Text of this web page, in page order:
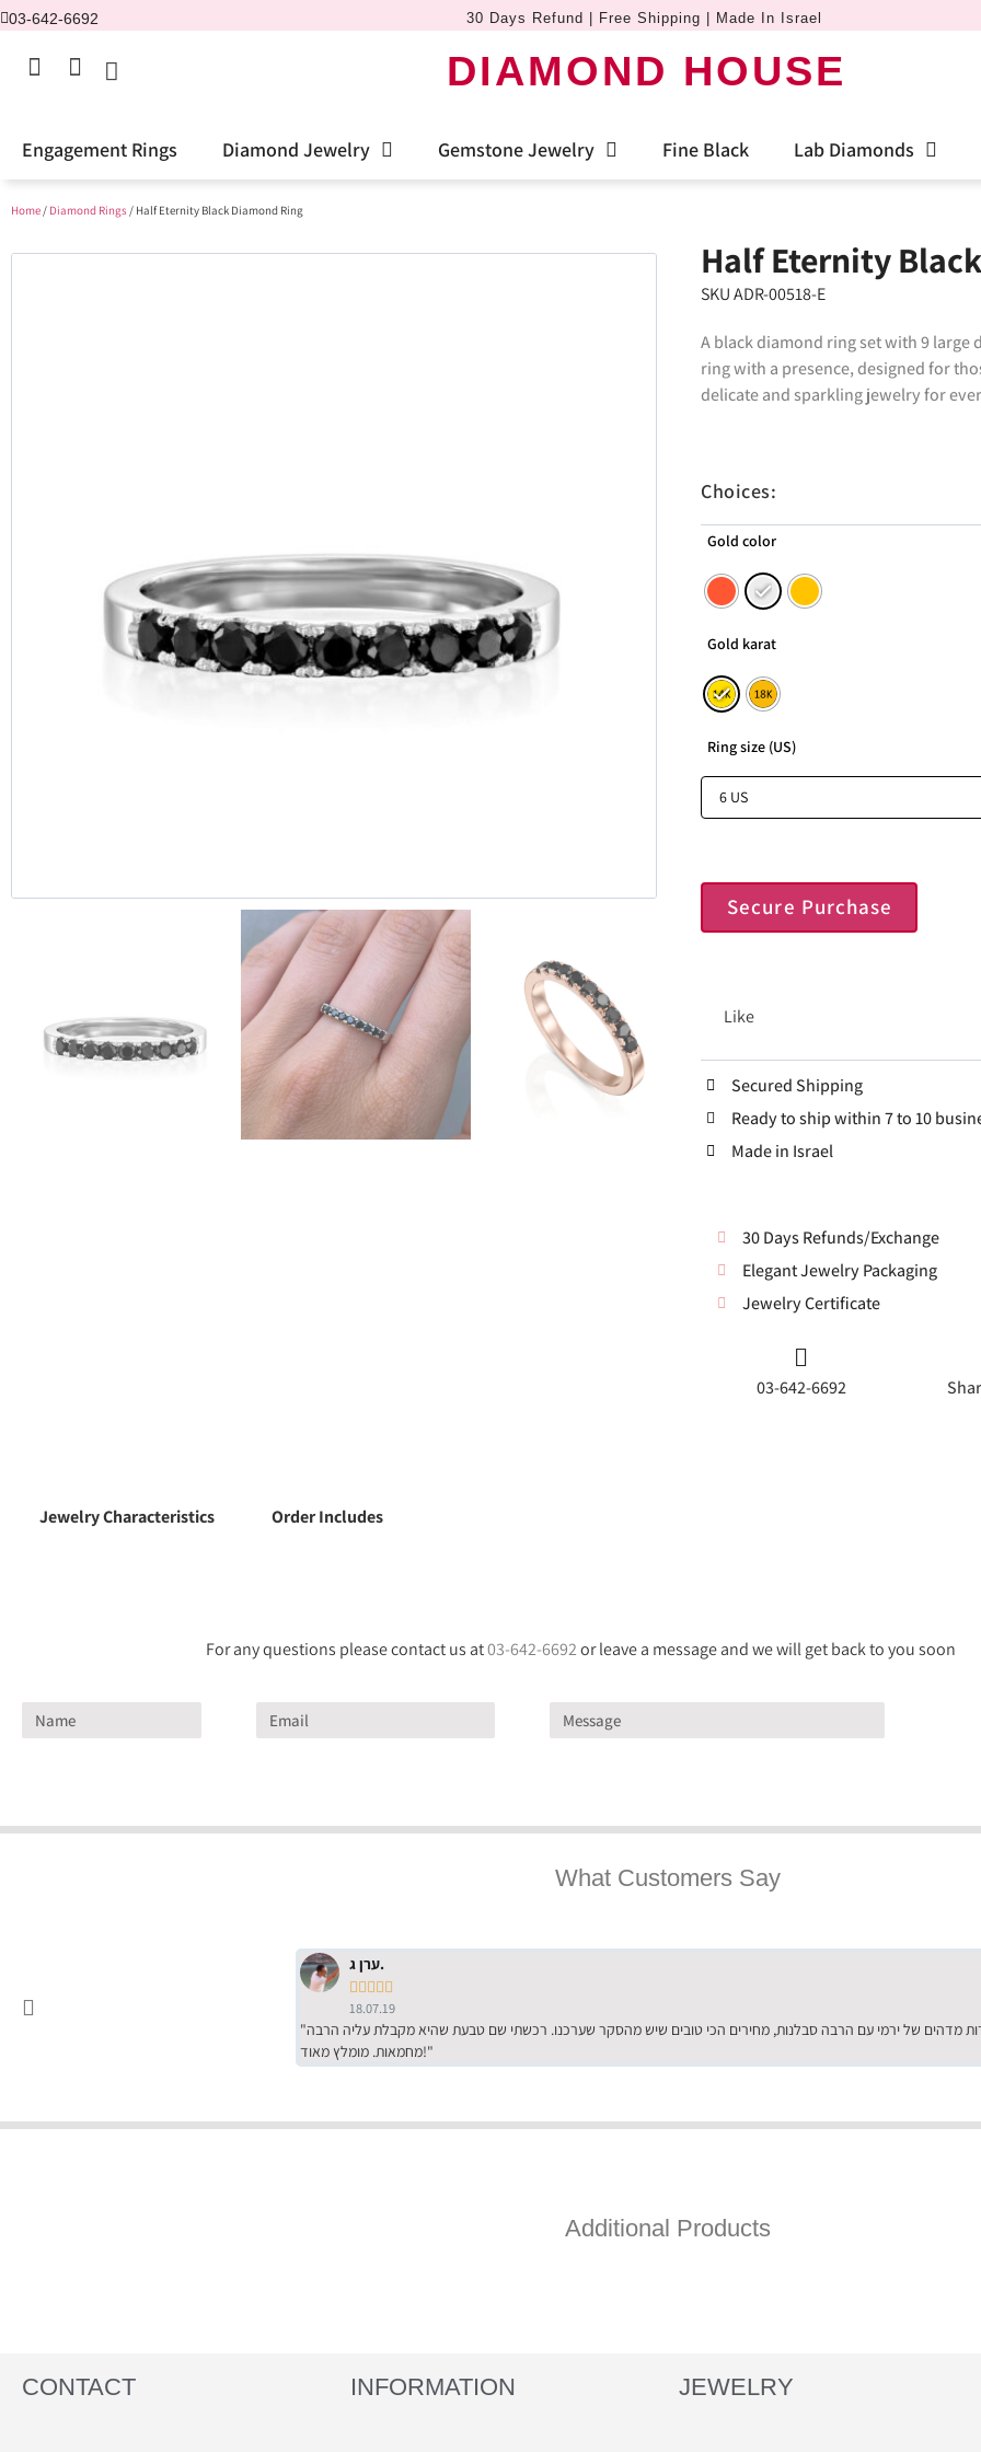
03-642-6692 30 Days Refund | Free Shipping | Made In Israel
DIAMOND HOUSE
Engagement Rings Diamond Jewelry Gemstone Jewelry Fine Black Lab Diamonds
Home/ Diamond Rings/ Half Eternity Black Diamond Ring
Half Eternity
SKU ADR-00518-E
A black diamond ring set with 9 large
ring with a presence, designed for
delicate and sparkling jewelry for
Choices:
Gold color
Gold karat
Ring size (US)
Secure Purchase
Like
Secured Shipping
Ready to ship within 7 to 10
Made in Israel
30 Days Refunds/Exchange
Elegant Jewelry Packaging
Jewelry Certificate
03-642-6692
Jewelry Characteristics Order Includes
For any questions please contact us at03-642-6692or leave a message and we will get back to you soon
What Customers Say
ערן ג.
    
18.07.19
"שירות מדהים של ירמי עם הרבה סבלנות, מחירים הכי טובים שיש מהסקר שערכנו. רכשתי שם טבעת שהיא מקבלת עליה הרבה
מחמאות. מומלץ מאוד!"
Additional Products
CONTACT INFORMATION JEWELRY